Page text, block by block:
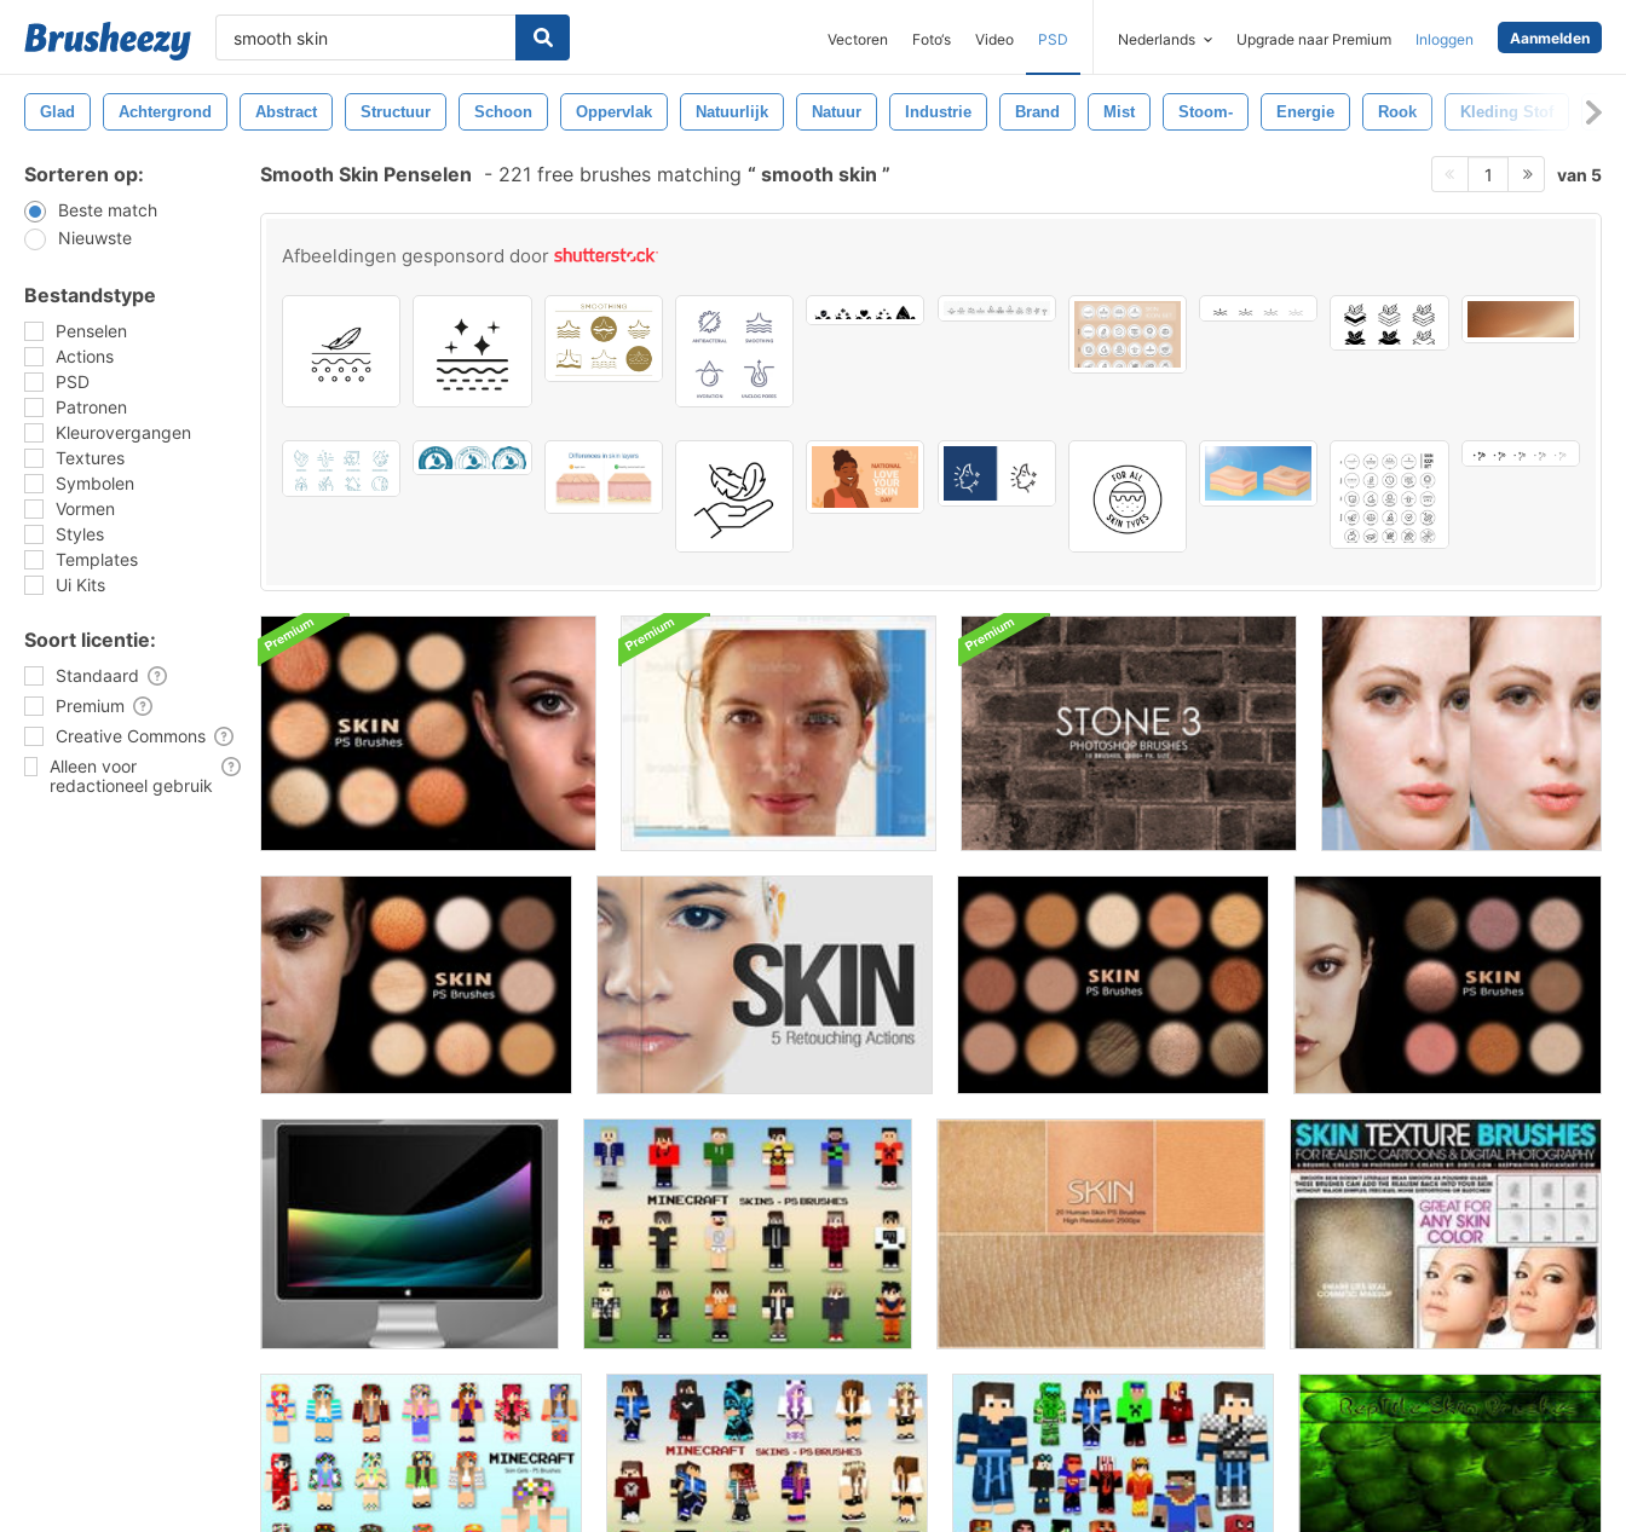
Vectoren Foto‘s Video PSD Nederlands Upgrade naar Premium Inloggen Aanmelden
Glad Achtergrond Abstract Structuur Schoon Oppervlak Natuurlijk Natuur Industrie Brand Mist Stoom- Energie Rook Kleding Stof
Sorteren op:
Beste match
Nieuwste
Bestandstype
Penselen
Actions
PSD
Patronen
Kleurovergangen
Textures
Symbolen
Vormen
Styles
Templates
Ui Kits
Soort licentie:
Standaard
Premium
Creative Commons
Alleen voor
redactioneel gebruik
Smooth Skin Penselen - 221 free brushes matching smooth skin 1 van 5
Afbeeldingen gesponsord door